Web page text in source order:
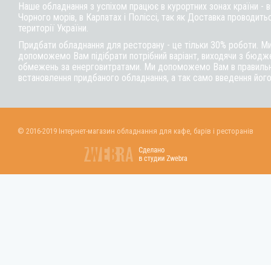
Наше обладнання з успіхом працює в курортних зонах країни -
Чорного морів, в Карпатах і Поліссі, так як Доставка
території України.
Придбати обладнання для ресторану - це тільки 30% роботи.
допоможемо Вам підібрати потрібний варіант, виходячи з
обмежень за енерговитратами. Ми допоможемо Вам в
встановлення придбаного обладнання, а так само введення
© 2016-2019 Інтернет-магазин обладнання для кафе, барів і ресторанів